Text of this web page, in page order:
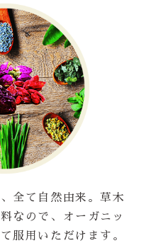
全て自然由来。草木
なので、オーガニッ
服用いただけます。